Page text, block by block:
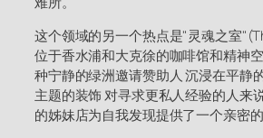
这个领域的另一个热点是"灵魂之室
位于香水浦和大克徐的咖啡馆和精神
种宁静的绿洲邀请赞助人 沉浸在平静
主题的装饰 对寻求更私人经验的人来
的姊妹店为自我发现提供了一个亲密的